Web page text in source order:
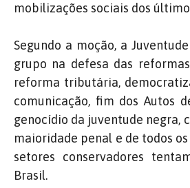
mobilizações sociais dos
Segundo a moção, a
grupo na defesa das
reforma tributária,
comunicação, fim dos Autos
genocídio da juventude negra,
maioridade penal e de todos
setores conservadores
Brasil.